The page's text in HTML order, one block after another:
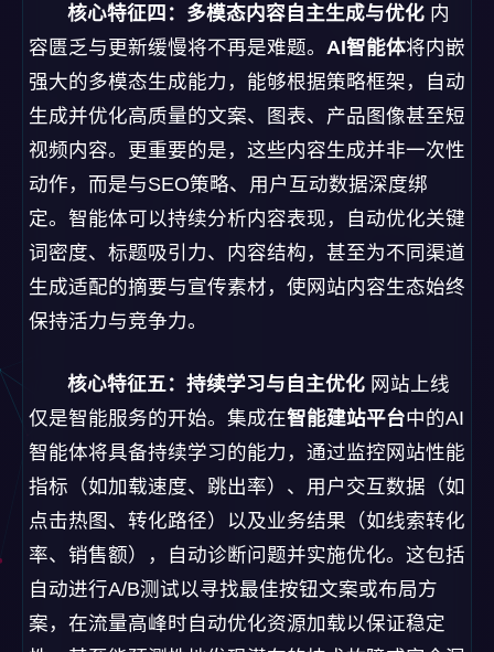
核心特征四：多模态内容自主生成与优化 内
容匮乏与更新缓慢将不再是难题。 AI智能体将内嵌
强大的多模态生成能力，能够根据策略框架，自动
生成并优化高质量的文案、图表、产品图像甚至短
视频内容。更重要的是，这些内容生成并非一次性
动作，而是与SEO策略、用户互动数据深度绑
定。智能体可以持续分析内容表现，自动优化关键
词密度、标题吸引力、内容结构，甚至为不同渠道
生成适配的摘要与宣传素材，使网站内容生态始终
保持活力与竞争力。
核心特征五：持续学习与自主优化 网站上线
仅是智能服务的开始。集成在智能建站平台中的AI
智能体将具备持续学习的能力，通过监控网站性能
指标（如加载速度、跳出率）、用户交互数据（如
点击热图、转化路径）以及业务结果（如线索转化
率、销售额），自动诊断问题并实施优化。这包括
自动进行A/B测试以寻找最佳按钮文案或布局方
案，在流量高峰时自动优化资源加载以保证稳定